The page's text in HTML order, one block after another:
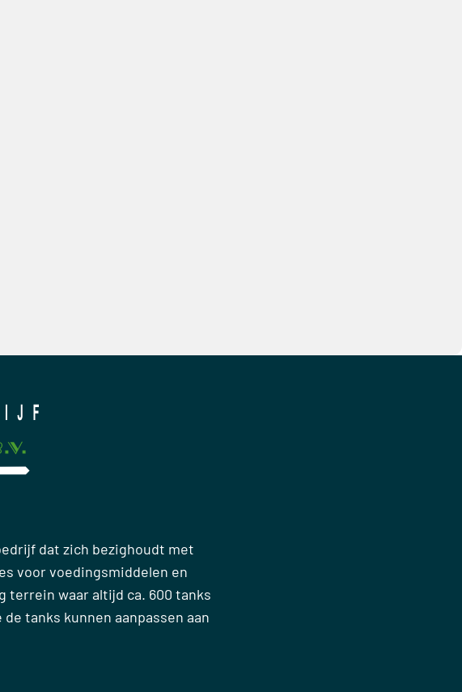
dat zich bezighoudt met
voor voedingsmiddelen en
terrein waar altijd ca. 600 tanks
tanks kunnen aanpassen aan